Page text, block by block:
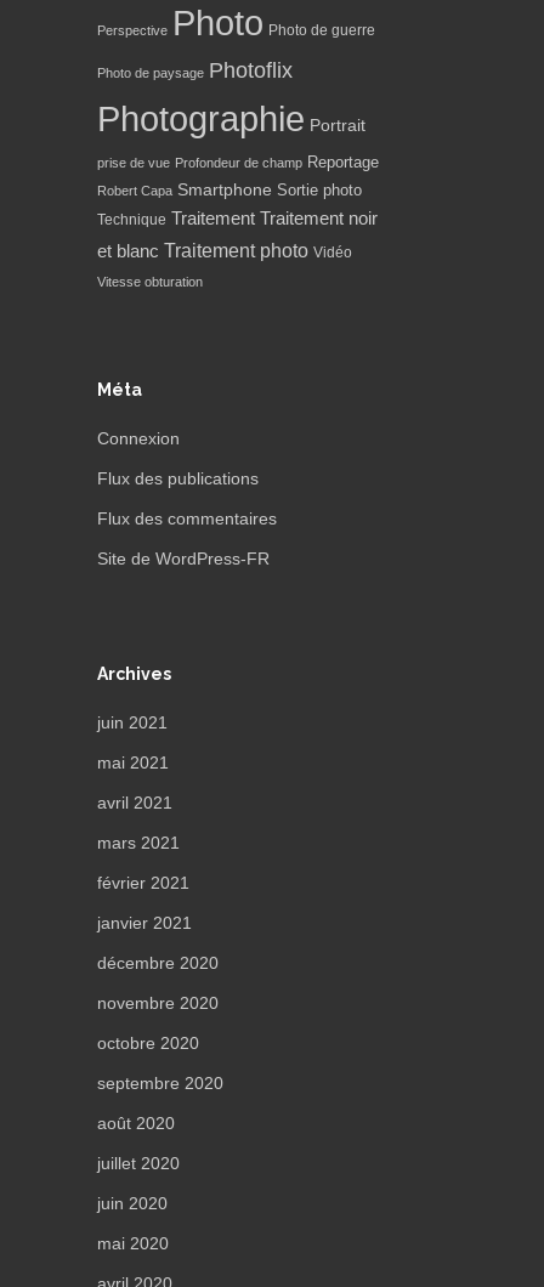
Perspective Photo Photo de guerre
Photo de paysage Photoflix
Photographie Portrait
prise de vue Profondeur de champ Reportage
Robert Capa Smartphone Sortie photo
Technique Traitement Traitement noir
et blanc Traitement photo Vidéo
Vitesse obturation
Méta
Connexion
Flux des publications
Flux des commentaires
Site de WordPress-FR
Archives
juin 2021
mai 2021
avril 2021
mars 2021
février 2021
janvier 2021
décembre 2020
novembre 2020
octobre 2020
septembre 2020
août 2020
juillet 2020
juin 2020
mai 2020
avril 2020